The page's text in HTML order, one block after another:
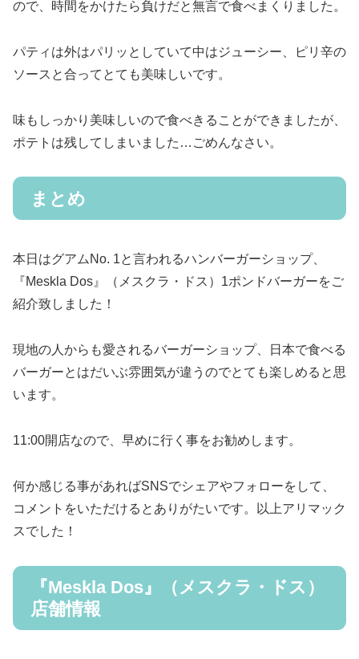
ので、時間をかけたら負けだと無言で食べまくりました。
パティは外はパリッとしていて中はジューシー、ピリ辛の
ソースと合ってとても美味しいです。
味もしっかり美味しいので食べきることができましたが、
ポテトは残してしまいました…ごめんなさい。
まとめ
本日はグアムNo. 1と言われるハンバーガーショップ、
『Meskla Dos』（メスクラ・ドス）1ポンドバーガーをご
紹介致しました！
現地の人からも愛されるバーガーショップ、日本で食べる
バーガーとはだいぶ雰囲気が違うのでとても楽しめると思
います。
11:00開店なので、早めに行く事をお勧めします。
何か感じる事があればSNSでシェアやフォローをして、
コメントをいただけるとありがたいです。以上アリマック
スでした！
『Meskla Dos』（メスクラ・ドス）
店舗情報